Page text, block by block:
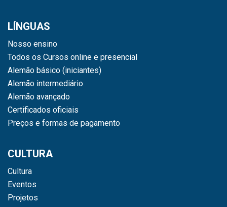
LÍNGUAS
Nosso ensino
Todos os Cursos online e presencial
Alemão básico (iniciantes)
Alemão intermediário
Alemão avançado
Certificados oficiais
Preços e formas de pagamento
CULTURA
Cultura
Eventos
Projetos